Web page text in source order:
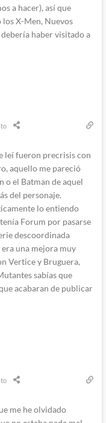
a hacer), así que
los X-Men, Nuevos
haber visitado a
leí fueron precrisis con
aquello me pareció
o el Batman de aquel
del personaje.
lo entiendo
Forum por pasarse
descoordinada
una mejora muy
Vertice y Bruguera,
sabías que
acabaran de publicar
me he olvidado